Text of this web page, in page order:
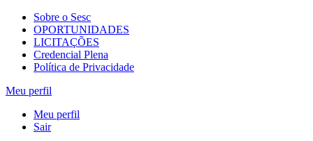
Sobre o Sesc
OPORTUNIDADES
LICITAÇÕES
Credencial Plena
Política de Privacidade
Meu perfil
Meu perfil
Sair